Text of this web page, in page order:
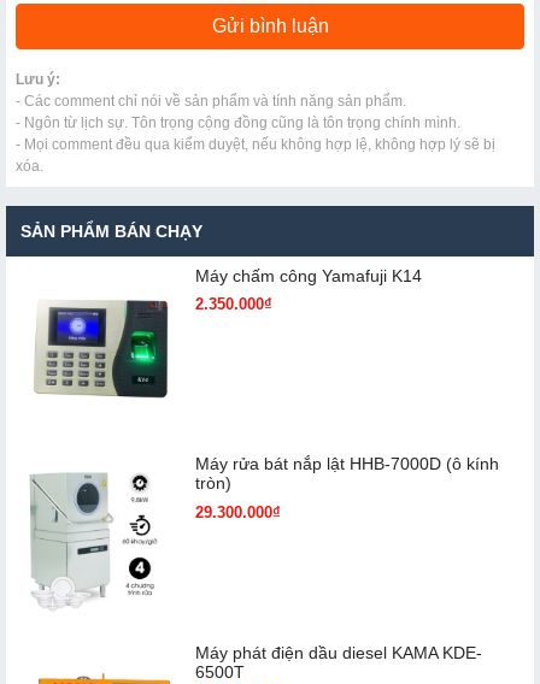
Lưu ý:
- Các comment chỉ nói về sản phẩm và tính năng sản phẩm.
- Ngôn từ lịch sự. Tôn trọng cộng đồng cũng là tôn trọng chính mình.
- Mọi comment đều qua kiểm duyệt, nếu không hợp lệ, không hợp lý sẽ bị
xóa.
SẢN PHẨM BÁN CHẠY
Máy chấm cô​ng Yamafuji K14
2.350.000₫
Máy rửa bát nắp lật HHB-7000D (ô kính
tròn)
29.300.000₫
Máy phát điện dầu diesel KAMA KDE-
6500T